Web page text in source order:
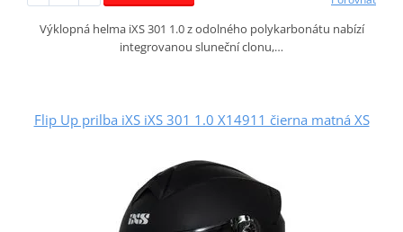
Výklopná helma iXS 301 1.0 z odolného polykarbonátu nabízí
integrovanou sluneční clonu,…
Flip Up prilba iXS iXS 301 1.0 X14911 čierna matná XS